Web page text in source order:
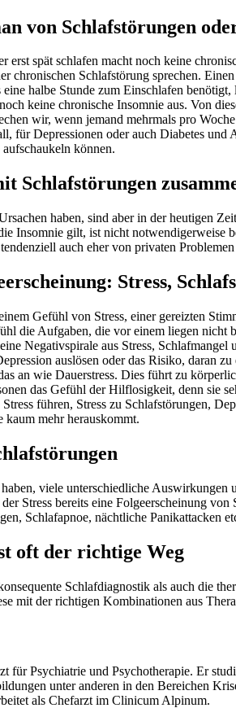
von Schlafstörungen
erst spät schlafen macht noch keine
chronischen Schlafstörung sprechen.
halbe Stunde zum Einschlafen
keine chronische Insomnie aus. Von
wir, wenn jemand mehrmals pro
für Depressionen oder auch Diabetes und
können.
Schlafstörungen
haben, sind aber in der heutigen
Insomnie gilt, ist nicht
auch eher von privaten
Stress,
Gefühl von Stress, einer gereizten
die Aufgaben, die vor einem liegen
Negativspirale aus Stress,
auslösen oder das Risiko, daran
an wie Dauerstress. Dies führt zu
das Gefühl der Hilflosigkeit, denn sie
führen, Stress zu Schlafstörungen,
mehr herauskommt.
viele unterschiedliche Auswirkungen
Stress bereits eine Folgeerscheinung
Schlafapnoe, nächtliche Panikattacken
oft der richtige Weg
Schlafdiagnostik als auch die
mit der richtigen Kombinationen aus
für Psychiatrie und Psychotherapie. Er
unter anderen in den Bereichen
als Chefarzt im Clinicum Alpinum.